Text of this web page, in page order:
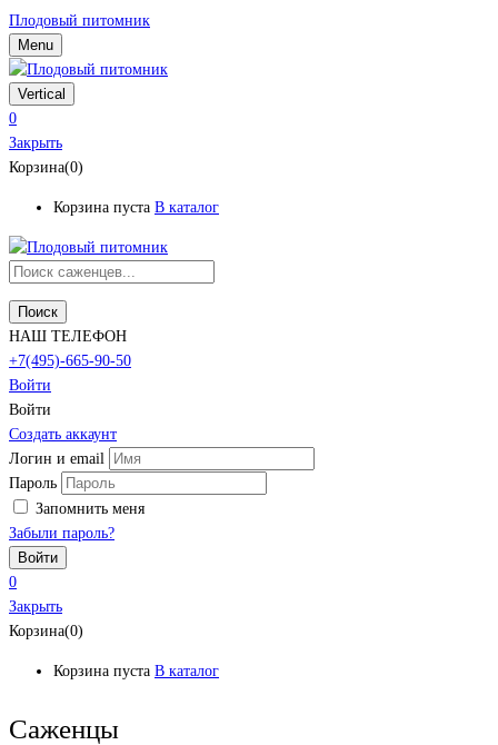
Плодовый питомник
Menu
Vertical
0
Закрыть
Корзина(0)
Корзина пуста В каталог
Поиск
НАШ ТЕЛЕФОН
+7(495)-665-90-50
Войти
Войти
Создать аккаунт
Логин и email
Пароль
Запомнить меня
Забыли пароль?
0
Закрыть
Корзина(0)
Корзина пуста В каталог
Саженцы